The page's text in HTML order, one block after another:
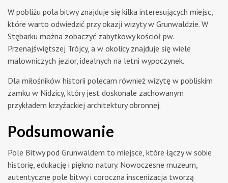
W pobliżu pola bitwy znajduje się kilka interesujących miejsc,
które warto odwiedzić przy okazji wizyty w Grunwaldzie. W
Stębarku można zobaczyć zabytkowy kościół pw.
Przenajświętszej Trójcy, a w okolicy znajduje się wiele
malowniczych jezior, idealnych na letni wypoczynek.
Dla miłośników historii polecam również wizytę w pobliskim
zamku w Nidzicy, który jest doskonale zachowanym
przykładem krzyżackiej architektury obronnej.
Podsumowanie
Pole Bitwy pod Grunwaldem to miejsce, które łączy w sobie
historię, edukację i piękno natury. Nowoczesne muzeum,
autentyczne pole bitwy i coroczna inscenizacja tworzą